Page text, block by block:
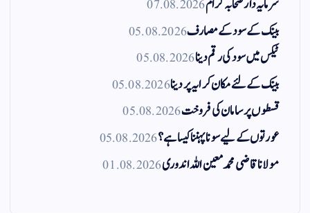
سرمایہ دار صحابہ کرام07.08.2026
بینک کے سود کے مصارف05.08.2026
ٹیکس میں سود کی رقم دینا05.08.2026
بینک کے لئے مکان کرایہ پر دینا05.08.2026
قسطوں پر سامان کی فروخت05.08.2026
عورتوں کے لیے سونا پہننا کیسا ہے؟05.08.2026
مولانا قاضی محمد معین اللہ اندوری01.08.2026